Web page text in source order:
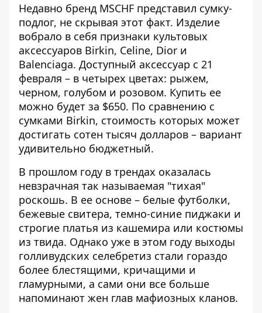
Недавно бренд MSCHF представил сумку-
подлог, не скрывая этот факт. Изделие
вобрало в себя признаки культовых
аксессуаров Birkin, Celine, Dior и
Balenciaga. Доступный аксессуар с 21
февраля – в четырех цветах: рыжем,
черном, голубом и розовом. Купить ее
можно будет за $650. По сравнению с
сумками Birkin, стоимость которых может
достигать сотен тысяч долларов – вариант
удивительно бюджетный.
В прошлом году в трендах оказалась
невзрачная так называемая "тихая"
роскошь. В ее основе – белые футболки,
бежевые свитера, темно-синие пиджаки и
строгие платья из кашемира или костюмы
из твида. Однако уже в этом году выходы
голливудских селебретиз стали гораздо
более блестящими, кричащими и
гламурными, а сами они все больше
напоминают жен глав мафиозных кланов.